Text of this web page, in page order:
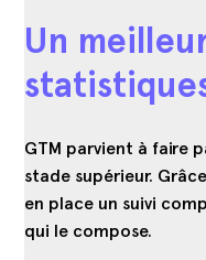
Un
GTM parvient à faire
stade supérieur.
en place un suivi
qui le compose.